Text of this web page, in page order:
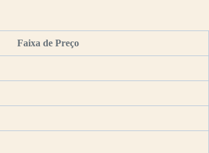
Faixa de Preço